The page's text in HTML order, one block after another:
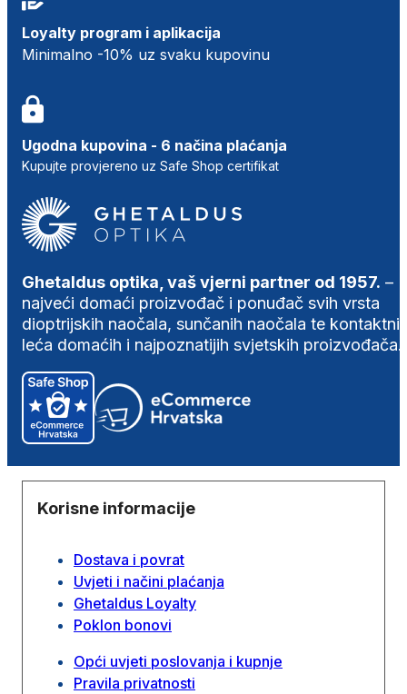
Loyalty program i aplikacija
Minimalno -10% uz svaku kupovinu
Ugodna kupovina - 6 načina plaćanja
Kupujte provjereno uz Safe Shop certifikat
Ghetaldus optika, vaš vjerni partner od 1957. –
najveći domaći proizvođač i ponuđač svih vrsta
dioptrijskih naočala, sunčanih naočala te
leća domaćih i najpoznatijih svjetskih proizvođača.
Korisne informacije
Dostava i povrat
Uvjeti i načini plaćanja
Ghetaldus Loyalty
Poklon bonovi
Opći uvjeti poslovanja i kupnje
Pravila privatnosti